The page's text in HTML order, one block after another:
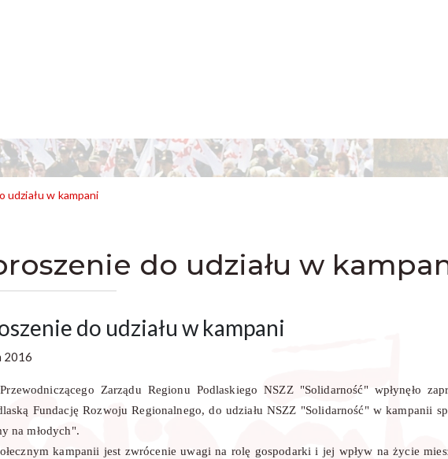
udziału w kampani
do udziału w
do udziału w kampani
2016
Zarządu Regionu Podlaskiego NSZZ "Solidarność" wpłynęło
Fundację Rozwoju Regionalnego, do udziału NSZZ "Solidarność" w kampanii
na młodych".
kampanii jest zwrócenie uwagi na rolę gospodarki i jej wpływ na życie